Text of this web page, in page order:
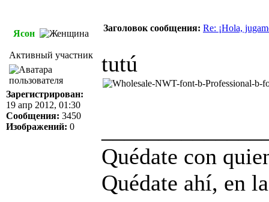
Ясон
Заголовок сообщения: Re: ¡Hola,
Активный участник
Зарегистрирован:
19 апр 2012, 01:30
Сообщения: 3450
Изображений: 0
tutú
Quédate con
Quédate ahí, en